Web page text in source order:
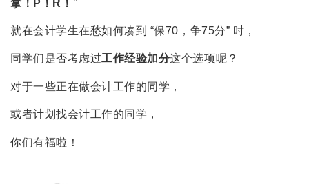
拿！P！R！”
就在会计学生在愁如何凑到 “保70，争75分” 时，
同学们是否考虑过工作经验加分这个选项呢？
对于一些正在做会计工作的同学，
或者计划找会计工作的同学，
你们有福啦！